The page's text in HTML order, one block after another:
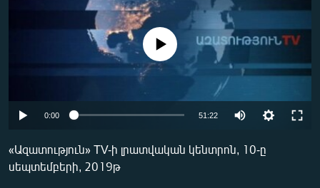
ՊԱՏԵՐԱԶՄԻ 6 ՇԱԲԱԹՆԵՐԸ
ՏԱՐԱԾԱՇՐՋԱՆ
ՍՊՈՐՏ
ՏՏ ԵՒ ԻՆՏԵՐՆԵՏ
No media source currently available
0:00 51:22
«Ազատություն» TV-ի լրատվական կենտրոն, 10-ը
սեպտեմբերի, 2019թ